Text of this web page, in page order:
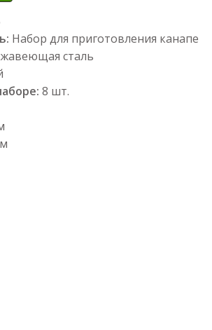
Набор для приготовления канапе
сталь
8 шт.